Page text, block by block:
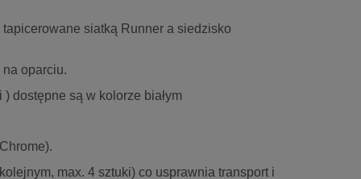
siatką Runner a siedzisko
oparciu.
dostępne są w kolorze białym
max. 4 sztuki) co usprawnia transport i